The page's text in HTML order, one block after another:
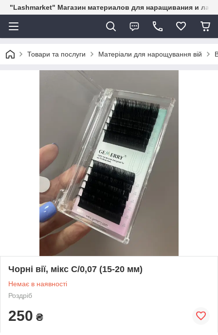
"Lashmarket" Магазин материалов для наращивания и
Товари та послуги Матеріали для нарощування вій
Чорні вії, мікс С/0,07 (15-20 мм)
Немає в наявності
Роздріб
250 ₴